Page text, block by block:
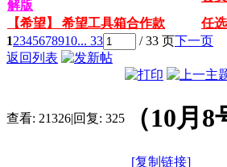
解版
【希望】 希望工具箱合作款
任
12345678910... 33 / 33 页下一页
返回列表
查看: 21326|回复: 325 （10月
[复制链接]